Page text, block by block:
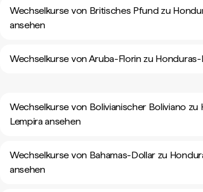
Wechselkurse von Britisches Pfund zu
ansehen
Wechselkurse von Aruba-Florin zu Honduras-
Wechselkurse von Bolivianischer Boliviano zu
Lempira ansehen
Wechselkurse von Bahamas-Dollar zu
ansehen